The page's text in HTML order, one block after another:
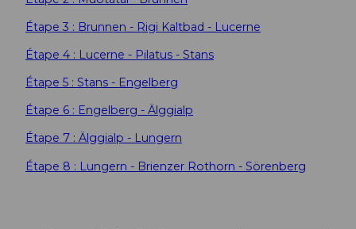
Étape 3 : Brunnen - Rigi Kaltbad - Lucerne
Étape 4 : Lucerne - Pilatus - Stans
Étape 5 : Stans - Engelberg
Étape 6 : Engelberg - Älggialp
Étape 7 : Älggialp - Lungern
Étape 8 : Lungern - Brienzer Rothorn - Sörenberg